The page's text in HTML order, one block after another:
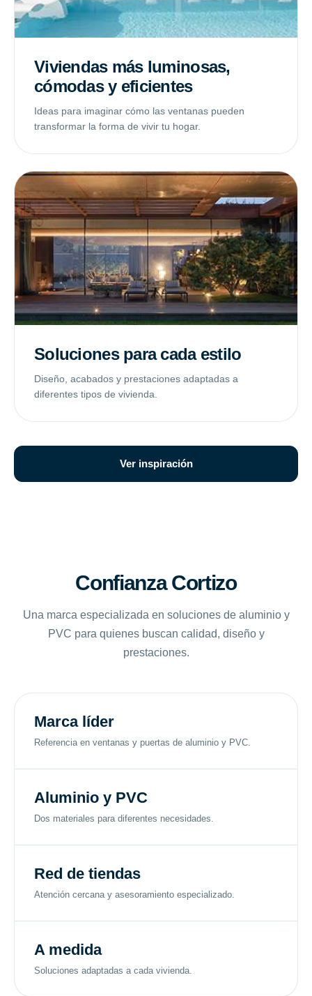
Viviendas más luminosas,
cómodas y eficientes
Ideas para imaginar cómo las ventanas pueden
transformar la forma de vivir tu hogar.
Soluciones para cada estilo
Diseño, acabados y prestaciones adaptadas a
diferentes tipos de vivienda.
Ver inspiración
Confianza Cortizo
Una marca especializada en soluciones de aluminio y
PVC para quienes buscan calidad, diseño y
prestaciones.
Marca líder
Referencia en ventanas y puertas de aluminio y PVC.
Aluminio y PVC
Dos materiales para diferentes necesidades.
Red de tiendas
Atención cercana y asesoramiento especializado.
A medida
Soluciones adaptadas a cada vivienda.